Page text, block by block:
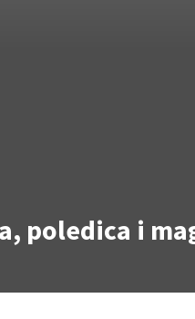
poledica i